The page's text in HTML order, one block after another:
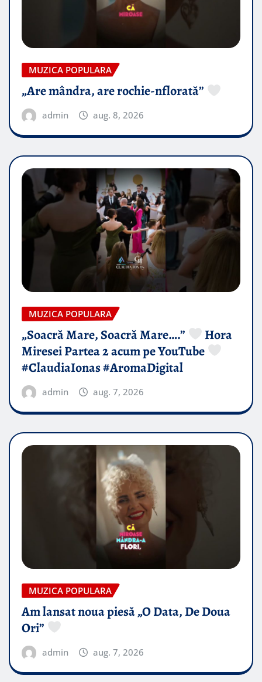
MUZICA POPULARA
„Are mândra, are rochie-nflorată”
admin aug. 8, 2026
MUZICA POPULARA
„Soacră Mare, Soacră Mare….”
Hora
Miresei Partea 2 acum pe YouTube
#ClaudiaIonas #AromaDigital
admin aug. 7, 2026
MUZICA POPULARA
Am lansat noua piesă „O Data, De Doua
Ori”
admin aug. 7, 2026